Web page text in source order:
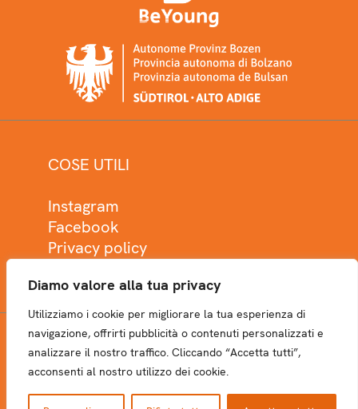
Diamo valore alla tua privacy
Utilizziamo i cookie per migliorare la tua esperienza di
navigazione, offrirti pubblicità o contenuti personalizzati e
analizzare il nostro traffico. Cliccando “Accetta tutti”,
acconsenti al nostro utilizzo dei cookie.
COSE UTILI
Instagram
Facebook
Privacy policy
NEWSLETTER